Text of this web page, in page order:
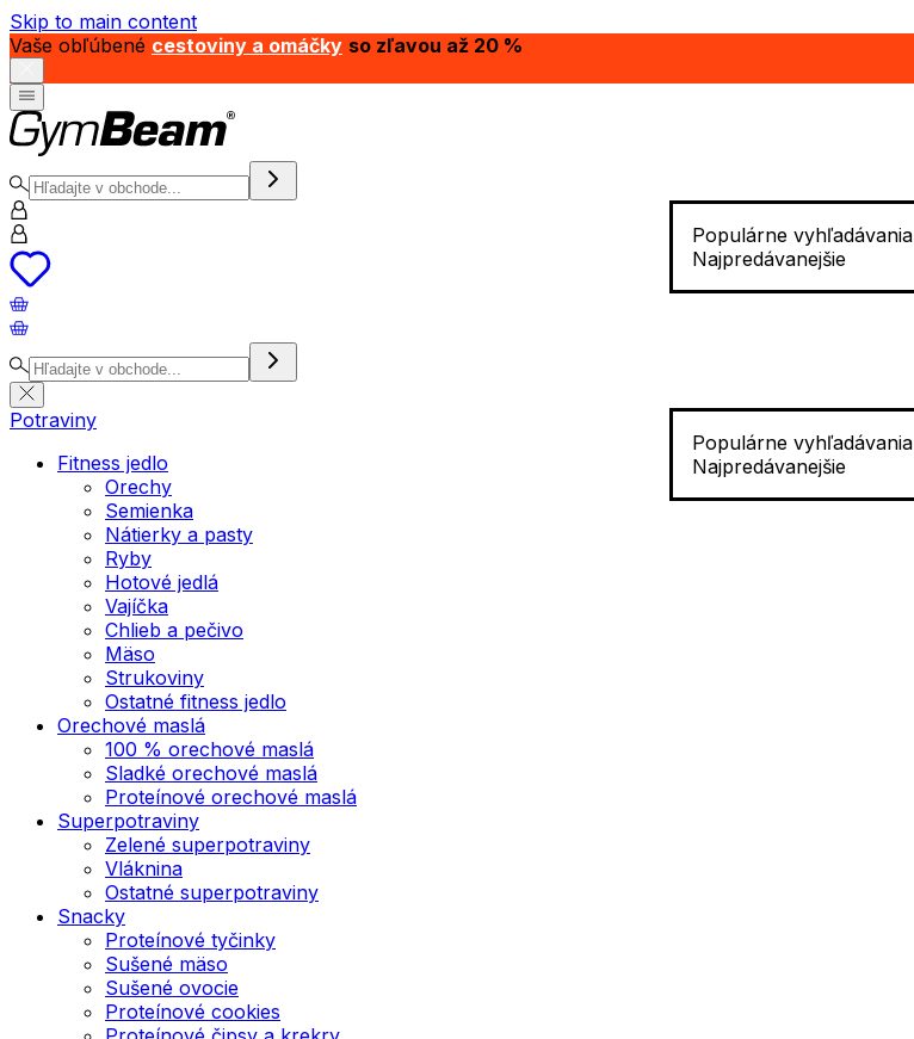
Skip to main content
Vaše obľúbené cestoviny a omáčky so zľavou až 20 %
Populárne vyhľadávania
Najpredávanejšie
Populárne vyhľadávania
Najpredávanejšie
Potraviny
Fitness jedlo
Orechy
Semienka
Nátierky a pasty
Ryby
Hotové jedlá
Vajíčka
Chlieb a pečivo
Mäso
Strukoviny
Ostatné fitness jedlo
Orechové maslá
100 % orechové maslá
Sladké orechové maslá
Proteínové orechové maslá
Superpotraviny
Zelené superpotraviny
Vláknina
Ostatné superpotraviny
Snacky
Proteínové tyčinky
Sušené mäso
Sušené ovocie
Proteínové cookies